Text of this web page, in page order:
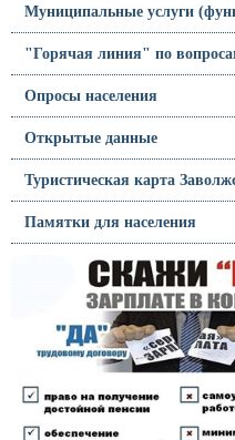
Муниципальные услуги
"Горячая линия" по
Опросы населения
Открытые данные
Туристическая карта
Памятки для населения